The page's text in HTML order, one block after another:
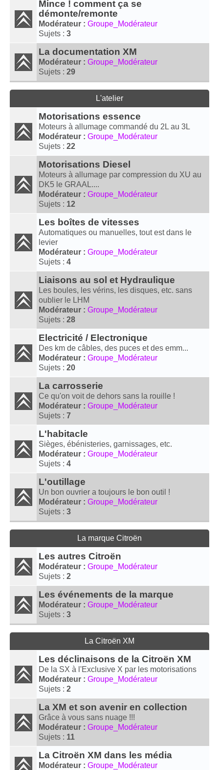
Mince ! comment ça se
démonte/remonte
Modérateur : Groupe_Modérateur
Sujets : 3
La documentation XM
Modérateur : Groupe_Modérateur
Sujets : 29
L'atelier
Motorisations essence
Moteurs à allumage commandé du 2L au 3L
Modérateur : Groupe_Modérateur
Sujets : 22
Motorisations Diesel
Moteurs à allumage par compression du XU au
DK5 le GRAAL....
Modérateur : Groupe_Modérateur
Sujets : 12
Les boîtes de vitesses
Automatiques ou manuelles, tout est dans le
levier
Modérateur : Groupe_Modérateur
Sujets : 4
Liaisons au sol et Hydraulique
Les boules, les vérins, les disques, etc. sans
oublier le LHM
Modérateur : Groupe_Modérateur
Sujets : 28
Electricité / Electronique
Des km de câbles, des puces et des emm...
Modérateur : Groupe_Modérateur
Sujets : 20
La carrosserie
Ce qu'on voit de dehors sans la rouille !
Modérateur : Groupe_Modérateur
Sujets : 7
L'habitacle
Sièges, ébénisteries, garnissages, etc.
Modérateur : Groupe_Modérateur
Sujets : 4
L'outillage
Un bon ouvrier a toujours le bon outil !
Modérateur : Groupe_Modérateur
Sujets : 3
La marque Citroën
Les autres Citroën
Modérateur : Groupe_Modérateur
Sujets : 2
Les événements de la marque
Modérateur : Groupe_Modérateur
Sujets : 3
La Citroën XM
Les déclinaisons de la Citroën XM
De la SX à l'Exclusive X par les motorisations
Modérateur : Groupe_Modérateur
Sujets : 2
La XM et son avenir en collection
Grâce à vous sans nuage !!!
Modérateur : Groupe_Modérateur
Sujets : 11
La Citroën XM dans les média
Modérateur : Groupe_Modérateur